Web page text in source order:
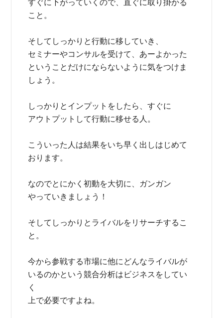
すぐに下がっていくので、直ぐに取り掛かる
こと。
そしてしっかりと行動に移していき、
セミナーやコンサルを受けて、あーよかった
ということだけにならないように気をつけま
しょう。
しっかりとインプットをしたら、すぐに
アウトプットして行動に移せる人。
こういった人は結果をいち早く出しはじめて
おります。
なのでとにかく初動を大切に、ガンガン
やっていきましょう！
そしてしっかりとライバルをリサーチするこ
と。
今から参戦する市場に他にどんなライバルが
いるのかという競合分析はビジネスをしてい
く
上で必要ですよね。